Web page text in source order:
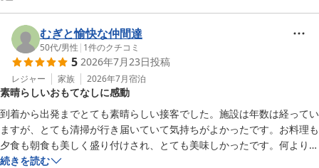
むぎと愉快な仲間達
50代/男性 | 1件のクチコミ
5 2026年7月23日投稿
レジャー 家族 2026年7月宿泊
素晴らしいおもてなしに感動
到着から出発までとても素晴らしい接客でした。施設は年数は経ってい
ますが、とても清掃が行き届いていて気持ちがよかったです。お料理も
夕食も朝食も美しく盛り付けされ、とても美味しかったです。何よりも
担当の方がとても素晴らしいおもてなしをしてくださって、心もお腹も
続きを読む